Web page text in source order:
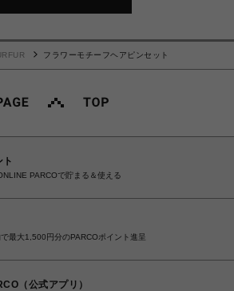
フラワーモチーフヘアピンセット
PARCOで貯まる＆使える
最大1,500円分のPARCOポイント進呈
（公式アプリ）